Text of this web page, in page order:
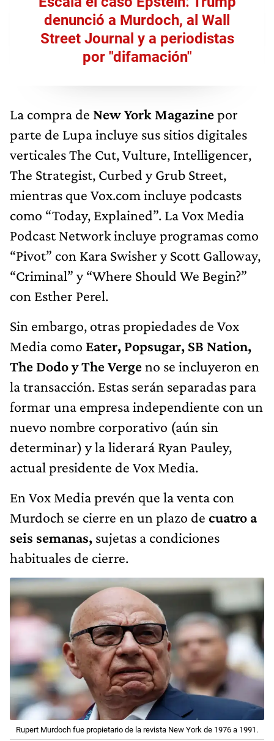
denunció a Murdoch, al Wall
Street Journal y a periodistas
por "difamación"
La compra de New York Magazinepor
parte de Lupa incluye sus sitios digitales
verticales The Cut, Vulture, Intelligencer,
The Strategist, Curbed y Grub Street,
mientras que Vox.com incluye podcasts
como “Today, Explained”. La Vox Media
Podcast Network incluye programas como
“Pivot” con Kara Swisher y Scott Galloway,
“Criminal” y “Where Should We Begin?”
con Esther Perel.
Sin embargo, otras propiedades de Vox
Media como Eater, Popsugar, SB Nation,
The Dodo y The Vergeno se incluyeron en
la transacción. Estas serán separadas para
formar una empresa independiente con un
nuevo nombre corporativo (aún sin
determinar) y la liderará Ryan Pauley,
actual presidente de Vox Media.
En Vox Media prevén que la venta con
Murdoch se cierre en un plazo de cuatro a
seis semanas, sujetas a condiciones
habituales de cierre.
Rupert Murdoch fue propietario de la revista New York de 1976 a 1991.